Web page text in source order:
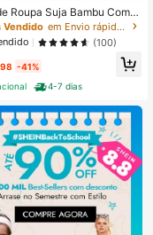
Roupa Suja Bambu Com T
Alças 50 Litros Grande Org
Multiuso Lavanderia
Vendido
em Envio rápido Cestas de armazenamento
(100)
,98 -41%
4-7 dias